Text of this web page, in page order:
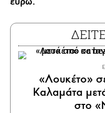
«Λουκέτο»
Καλαμάτα
στο